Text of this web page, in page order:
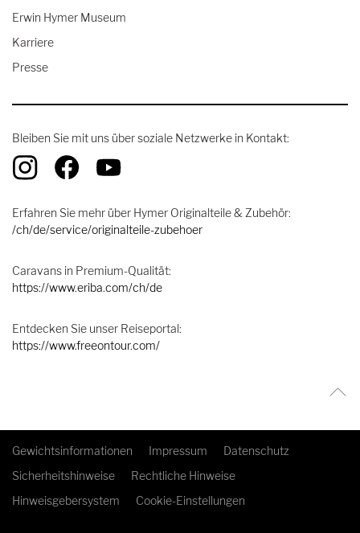
Erwin Hymer Museum
Karriere
Presse
Bleiben Sie mit uns über soziale Netzwerke in Kontakt:
Erfahren Sie mehr über Hymer Originalteile & Zubehör:
/ch/de/service/originalteile-zubehoer
Caravans in Premium-Qualität:
https://www.eriba.com/ch/de
Entdecken Sie unser Reiseportal:
https://www.freeontour.com/
Gewichtsinformationen Impressum
Datenschutz
Sicherheitshinweise
Rechtliche Hinweise
Hinweisgebersystem
Cookie-Einstellungen